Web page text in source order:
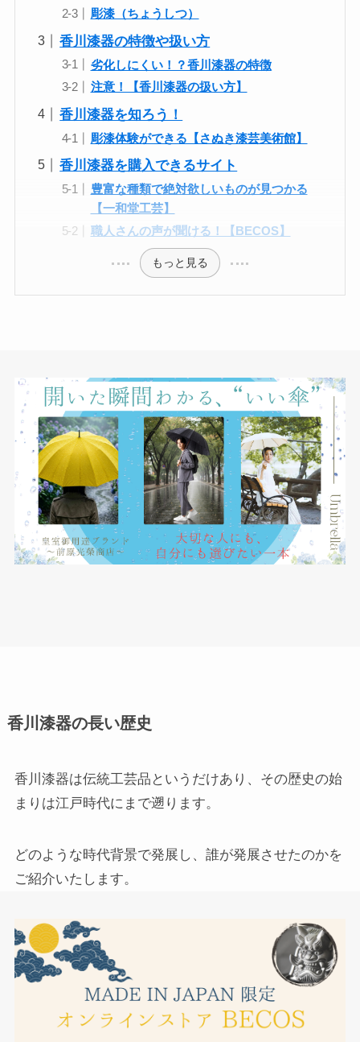
彫漆（ちょうしつ）
香川漆器の特徴や扱い方
劣化しにくい！？香川漆器の特徴
注意！【香川漆器の扱い方】
香川漆器を知ろう！
彫漆体験ができる【さぬき漆芸美術館】
香川漆器を購入できるサイト
豊富な種類で絶対欲しいものが見つかる
【一和堂工芸】
職人さんの声が聞ける！【BECOS】
もっと見る
香川漆器の長い歴史
香川漆器は伝統工芸品というだけあり、その歴史の始
まりは江戸時代にまで遡ります。
どのような時代背景で発展し、誰が発展させたのかを
ご紹介いたします。